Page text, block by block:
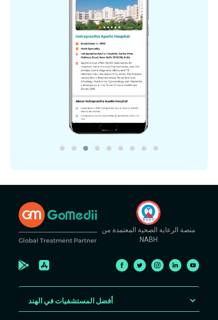
منصة الرعاية الصحية المعتمدة من
NABH
أفضل المستشفيات في الهند